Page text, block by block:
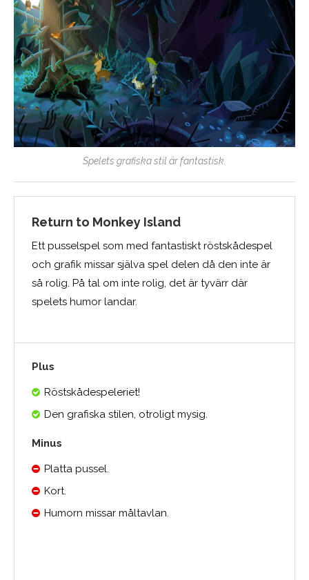
Spelets grafiska stil är fantastisk.
Return to Monkey Island
Ett pusselspel som med fantastiskt röstskådespel
och grafik missar själva spel delen då den inte är
så rolig. På tal om inte rolig, det är tyvärr där
spelets humor landar.
Plus
Röstskådespeleriet!
Den grafiska stilen, otroligt mysig.
Minus
Platta pussel.
Kort.
Humorn missar måltavlan.